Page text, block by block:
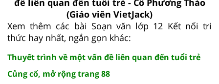
(Giáo viên VietJack)
Xem thêm các bài Soạn văn lớp 12 Kết nối tri
thức hay nhất, ngắn gọn khác:
Thuyết trình về một vấn đề liên quan đến tuổi trẻ
Củng cố, mở rộng trang 88